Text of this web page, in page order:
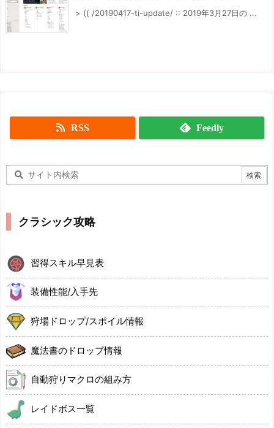
> (( /20190417-ti-update/ :: 2019年3月27日の ...
RSS Feedly
クラシック攻略
習得スキル早見表
装備性能/入手先
狩場ドロップ/スポイル情報
魔法書のドロップ情報
自動狩りマクロの組み方
レイドボス一覧